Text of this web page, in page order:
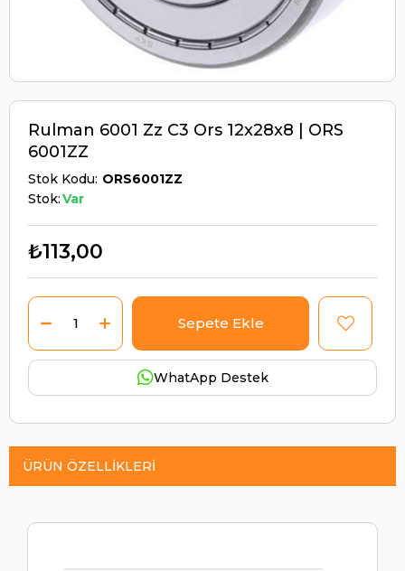
Rulman 6001 Zz C3 Ors 12x28x8 | ORS
6001ZZ
Stok Kodu ORS6001ZZ
Stok:Var
₺113,00
WhatApp Destek
ÜRÜN ÖZELLIKLERI